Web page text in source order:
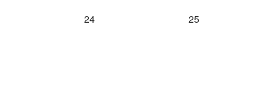
0 eventos,
24 0 eventos,
25